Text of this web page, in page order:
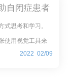
自闭症患者
式思考和学习。
使用视觉工具来
好地学习并在日
2022 02/09